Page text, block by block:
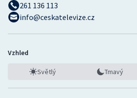
261 136 113
info@ceskatelevize.cz
Vzhled
Světlý Tmavý